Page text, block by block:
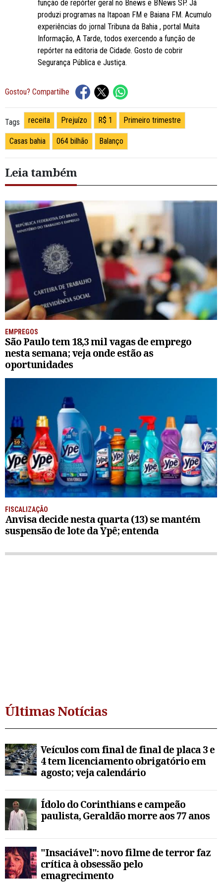
função de repórter geral no Bnews e BNews SP. Já
produzi programas na Itapoan FM e Baiana FM. Acumulo
experiências do jornal Tribuna da Bahia , portal Muita
Informação, A Tarde, todos exercendo a função de
repórter na editoria de Cidade. Gosto de cobrir
Segurança Pública e Justiça.
Gostou? Compartilhe
Tags receita Prejuízo R$ 1 Primeiro trimestre
Casas bahia 064 bilhão Balanço
Leia também
EMPREGOS
São Paulo tem 18,3 mil vagas de emprego
nesta semana; veja onde estão as
oportunidades
FISCALIZAÇÃO
Anvisa decide nesta quarta (13) se mantém
suspensão de lote da Ypê; entenda
Últimas Notícias
Veículos com final de final de placa 3 e
4 tem licenciamento obrigatório em
agosto; veja calendário
Ídolo do Corinthians e campeão
paulista, Geraldão morre aos 77 anos
"Insaciável": novo filme de terror faz
crítica à obsessão pelo
emagrecimento